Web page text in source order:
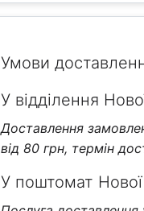
Умови
У відділення
Доставлення
від 80 грн, термін
У поштомат Нової